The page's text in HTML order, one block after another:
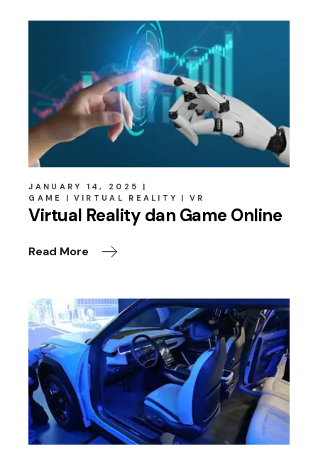
JANUARY 14, 2025
GAME
VIRTUAL REALITY VR
Virtual Reality dan Game Online
Read More